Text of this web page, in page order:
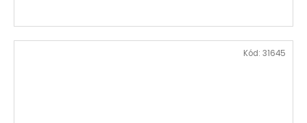
Kód: 31645